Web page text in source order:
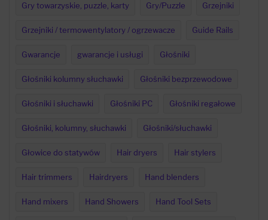
Gry towarzyskie, puzzle, karty Gry/Puzzle Grzejniki
Grzejniki / termowentylatory / ogrzewacze Guide Rails
Gwarancje gwarancje i usługi Głośniki
Głośniki kolumny słuchawki Głośniki bezprzewodowe
Głośniki i słuchawki Głośniki PC Głośniki regałowe
Głośniki, kolumny, słuchawki Głośniki/słuchawki
Głowice do statywów Hair dryers Hair stylers
Hair trimmers Hairdryers Hand blenders
Hand mixers Hand Showers Hand Tool Sets